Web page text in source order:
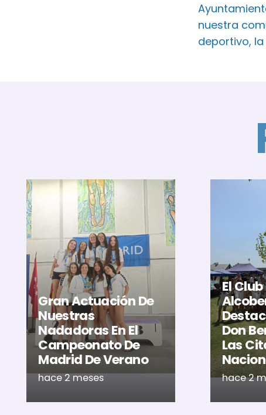
nuestra
deportivo,
Gran Actuación De
Nuestras
Nadadoras En El
Campeonato De
Madrid De Verano
hace 2 meses
El
Don
Las
hace 2